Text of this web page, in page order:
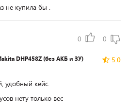
не купила бы .
0 0
5.0
DHP458Z (без АКБ и ЗУ)
кейс.
нету только вес